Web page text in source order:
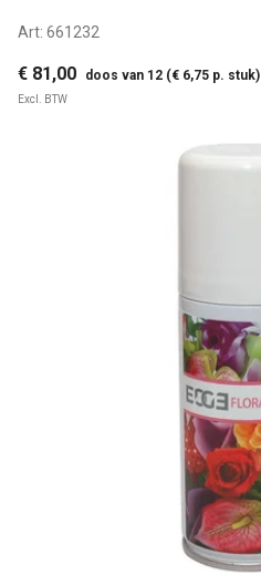
Art: 661232
€ 81,00 doos van 12 (€ 6,75 p. stuk)
Excl. BTW